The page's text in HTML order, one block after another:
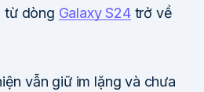
từ dòng Galaxy S24trở về
vẫn giữ im lặng và chưa